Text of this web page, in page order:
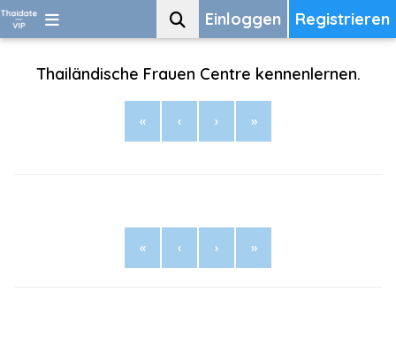
Registrieren
Einloggen
Thailändische Frauen Centre kennenlernen.
« ‹ › »
« ‹ › »